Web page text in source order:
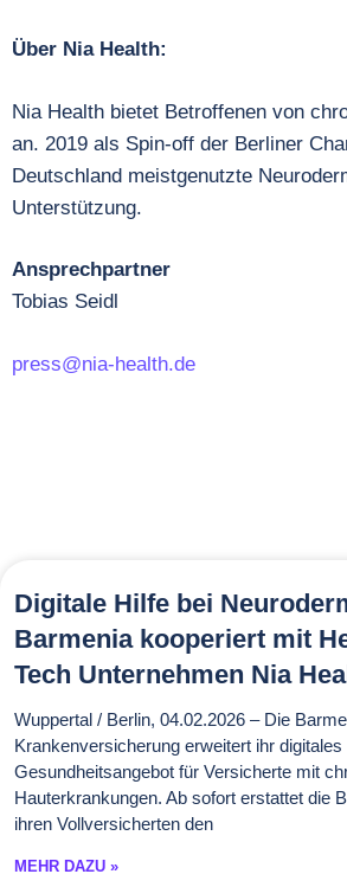
Über Nia Health:
Nia Health bietet Betroffenen von
an. 2019 als Spin-off der Berliner
Deutschland meistgenutzte
Unterstützung.
Ansprechpartner
Tobias Seidl
press@nia-health.de
Digitale Hilfe bei
Barmenia kooperiert mit
Tech Unternehmen Nia
Wuppertal / Berlin, 04.02.2026 – Die
Krankenversicherung erweitert ihr digitales
Gesundheitsangebot für Versicherte mit
Hauterkrankungen. Ab sofort erstattet die
ihren Vollversicherten den
MEHR DAZU »